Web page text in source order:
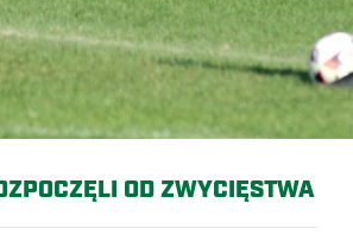
OD ZWYCIĘSTWA